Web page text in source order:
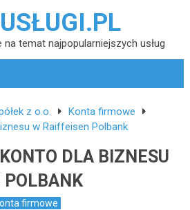
temat najpopularniejszych usług
z o.o.
Konta firmowe
w Raiffeisen Polbank
DLA BIZNESU
POLBANK
firmowe